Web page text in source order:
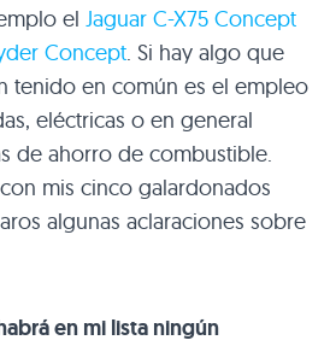
el Jaguar C-X75 Concept
Concept. Si hay algo que
tenido en común es el empleo
eléctricas o en general
de ahorro de combustible.
mis cinco galardonados
algunas aclaraciones sobre
en mi lista ningún